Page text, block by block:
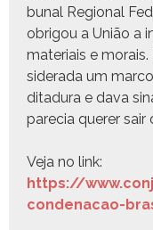
bunal Region­al
obrigou a União a
mate­ri­ais e
sid­er­a­da um
ditadu­ra e dava
pare­cia quer­er sair
Veja no link:
https://
condenacao-